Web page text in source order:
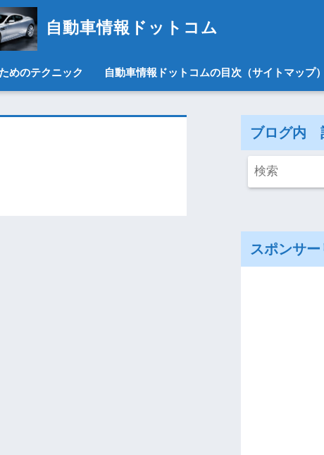
自動車情報ドットコム
めのテクニック 自動車情報ドットコムの目次（サイトマップ）
ブログ内
スポンサー